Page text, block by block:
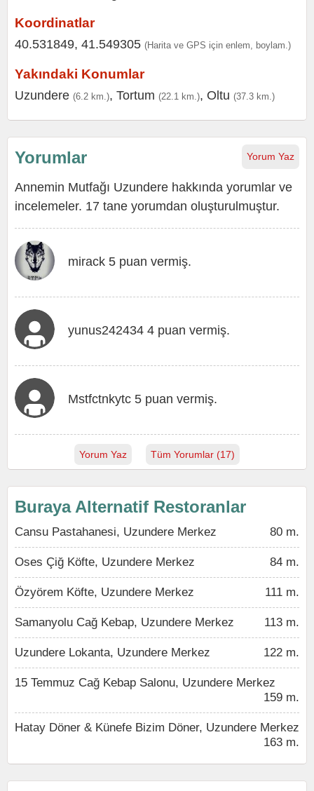
Koordinatlar
40.531849, 41.549305 (Harita ve GPS için enlem, boylam.)
Yakındaki Konumlar
Uzundere (6.2 km.), Tortum (22.1 km.), Oltu (37.3 km.)
Yorum Yaz
Yorumlar
Annemin Mutfağı Uzundere hakkında yorumlar ve
incelemeler. 17 tane yorumdan oluşturulmuştur.
mirack 5 puan vermiş.
yunus242434 4 puan vermiş.
Mstfctnkytc 5 puan vermiş.
Yorum Yaz Tüm Yorumlar (17)
Buraya Alternatif Restoranlar
Cansu Pastahanesi, Uzundere Merkez 80 m.
Oses Çiğ Köfte, Uzundere Merkez 84 m.
Özyörem Köfte, Uzundere Merkez 111 m.
Samanyolu Cağ Kebap, Uzundere Merkez 113 m.
Uzundere Lokanta, Uzundere Merkez 122 m.
15 Temmuz Cağ Kebap Salonu, Uzundere Merkez
159 m.
Hatay Döner & Künefe Bizim Döner, Uzundere Merkez
163 m.